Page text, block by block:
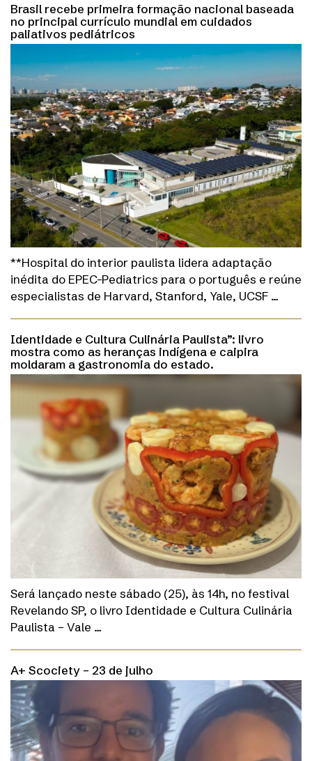
Brasil recebe primeira formação nacional baseada
no principal currículo mundial em cuidados
paliativos pediátricos
**Hospital do interior paulista lidera adaptação
inédita do EPEC-Pediatrics para o português e reúne
especialistas de Harvard, Stanford, Yale, UCSF …
Identidade e Cultura Culinária Paulista”: livro
mostra como as heranças indígena e caipira
moldaram a gastronomia do estado.
Será lançado neste sábado (25), às 14h, no festival
Revelando SP, o livro Identidade e Cultura Culinária
Paulista – Vale …
A+ Scociety – 23 de julho